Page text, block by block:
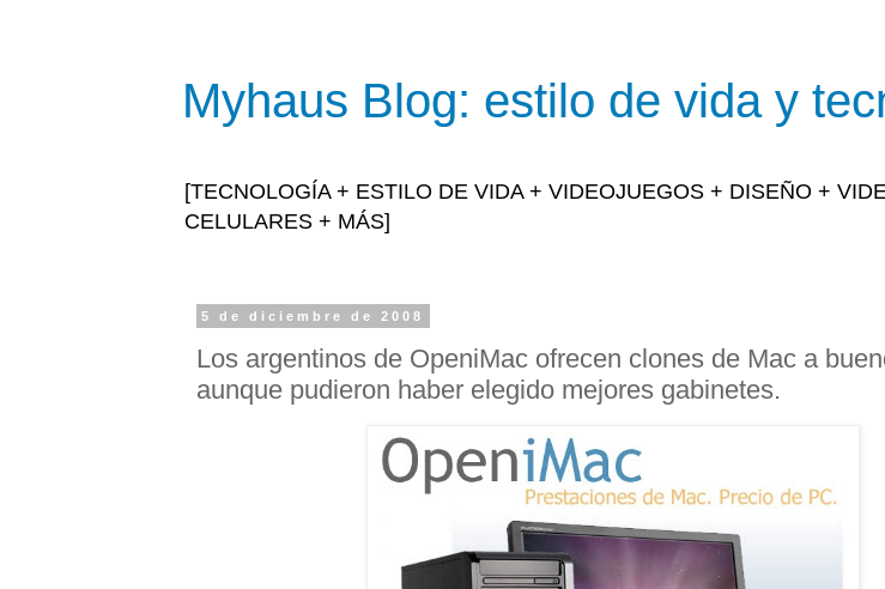
Myhaus Blog: estilo de vida y
[TECNOLOGÍA + ESTILO DE VIDA + VIDEOJUEGOS + DISEÑO +
CELULARES + MÁS]
5 de diciembre de 2008
Los argentinos de OpeniMac ofrecen clones de Mac a
aunque pudieron haber elegido mejores gabinetes.